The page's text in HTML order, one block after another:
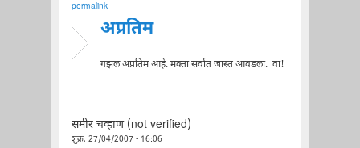
permalink
अप्रतिम
गझल अप्रतिम आहे. मक्ता सर्वात जास्त आवडला. वा!
समीर चव्हाण (not verified)
शुक्र, 27/04/2007 - 16:06